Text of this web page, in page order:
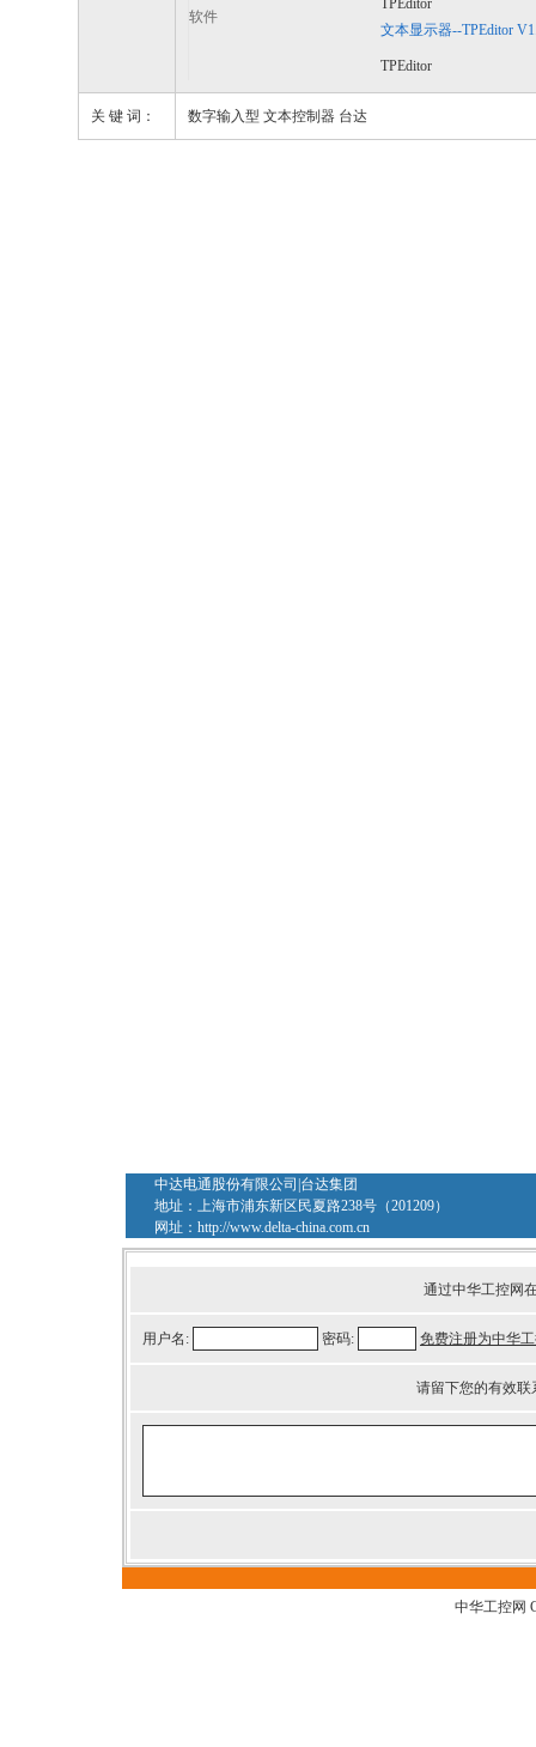
软件
TPEditor
文本显示器--TPEditor
TPEditor
关 键 词： 数字输入型 文本控制器 台达
中达电通股份有限公司|台达集团
地址：上海市浦东新区民夏路238号（201209）
网址： http://www.delta-china.com.cn
通过中华工控网
用户名: 密码: 免费注册为中华
请留下您的有效
中华工控网